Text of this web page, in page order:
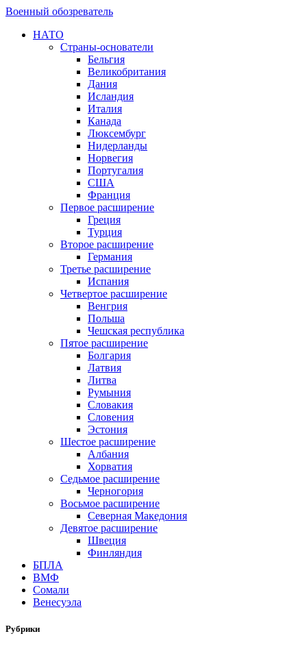
Военный обозреватель
НАТО
Страны-основатели
Бельгия
Великобритания
Дания
Исландия
Италия
Канада
Люксембург
Нидерланды
Норвегия
Португалия
США
Франция
Первое расширение
Греция
Турция
Второе расширение
Германия
Третье расширение
Испания
Четвертое расширение
Венгрия
Польша
Чешская республика
Пятое расширение
Болгария
Латвия
Литва
Румыния
Словакия
Словения
Эстония
Шестое расширение
Албания
Хорватия
Седьмое расширение
Черногория
Восьмое расширение
Северная Македония
Девятое расширение
Швеция
Финляндия
БПЛА
ВМФ
Сомали
Венесуэла
Рубрики